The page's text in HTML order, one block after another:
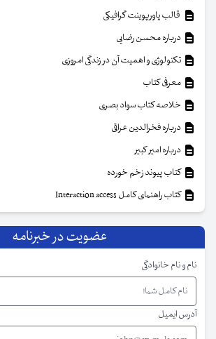
قالب پاورپوینت گرافیکی
درباره محسن رضایی
تکنولوژی و اهمیت آن در زندگی امروزی
معرفی کتاب
خلاصه کتاب سواد بصری
درباره فخرالدین عراقی
درباره امیر کبیر
کتاب پیوند زخم خورده
کتاب راهنمای کامل Interaction access
عضویت در خبرنامه
نام و نام خانوادگی
آدرس ایمیل